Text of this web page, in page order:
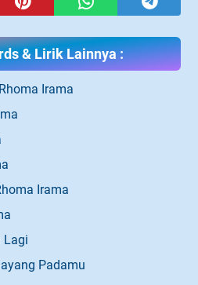
& Lirik Lainnya :
Irama
Irama
Lagi
Padamu